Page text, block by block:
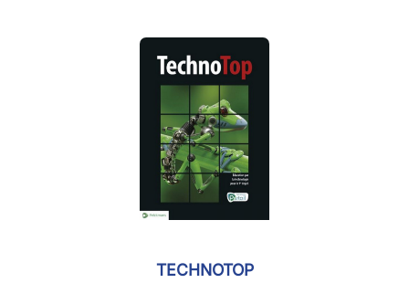
TECHNOTOP